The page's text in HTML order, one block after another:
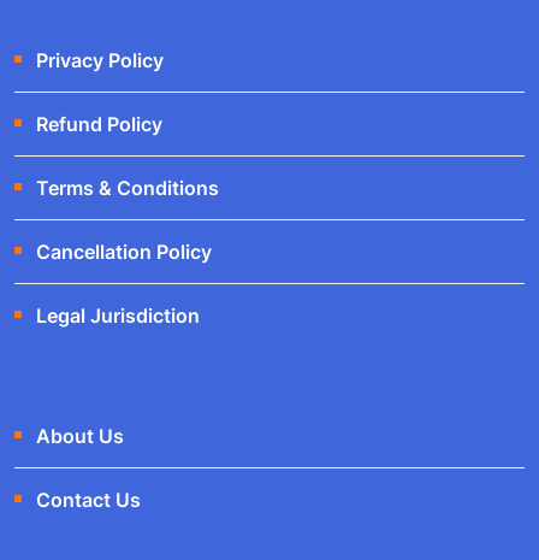
Privacy Policy
Refund Policy
Terms & Conditions
Cancellation Policy
Legal Jurisdiction
About Us
Contact Us